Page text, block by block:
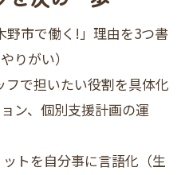
野市で働く!」理由を3つ書
りがい）
フで担いたい役割を具体化
ン、個別支援計画の運
トを自分事に言語化（生